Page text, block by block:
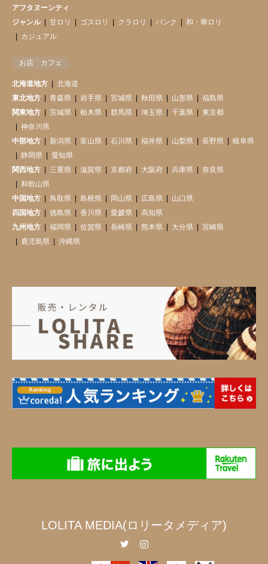
アフタヌーンティ
ジャンル
甘ロリ ゴスロリ クラロリ パンク
和・華ロリ
カジュアル
お店 カフェ
北海道地方
北海道
東北地方
青森県 岩手県 宮城県 秋田県 山形県
福島県
関東地方
茨城県 栃木県 群馬県 埼玉県 千葉県
東京都
神奈川県
中部地方
新潟県 富山県 石川県 福井県 山梨県 長野県
岐阜県
静岡県
愛知県
関西地方
三重県 滋賀県 京都府 大阪府 兵庫県
奈良県
和歌山県
中国地方
鳥取県 島根県 岡山県 広島県
山口県
四国地方
徳島県 香川県 愛媛県
高知県
九州地方
福岡県 佐賀県 長崎県 熊本県 大分県
宮崎県
鹿児島県
沖縄県
LOLITA MEDIA(ロリータメディア)